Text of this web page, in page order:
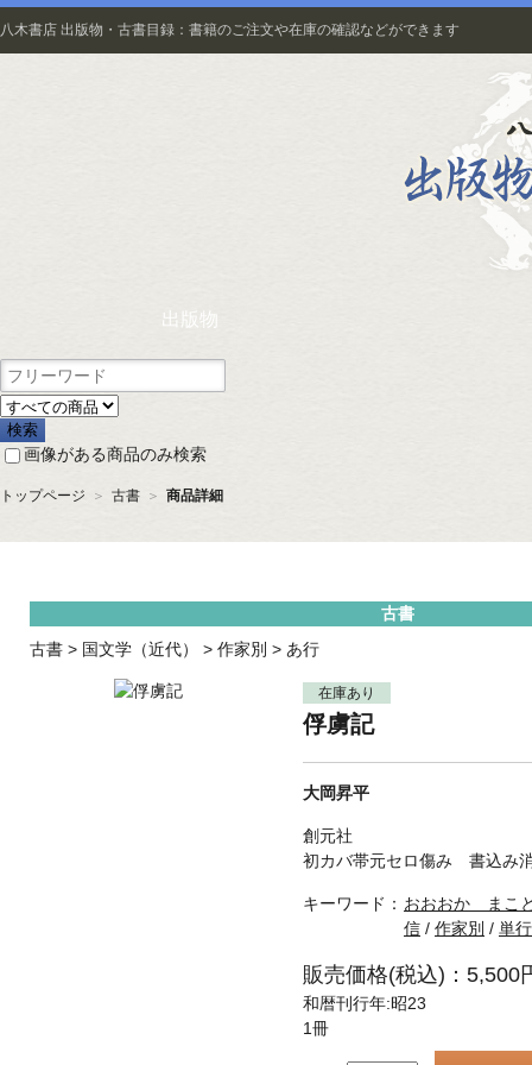
八木書店 出版物・古書目録：書籍のご注文や在庫の確認などができます
出版物
画像がある商品のみ検索
トップページ ＞ 古書 ＞ 商品詳細
古書
古書 > 国文学（近代） > 作家別 > あ行
在庫あり
俘虜記
大岡昇平
創元社
初カバ帯元セロ傷み 書込み
キーワード： おおおか まこ
信 / 作家別 / 単
販売価格(税込)：5,500
和暦刊行年:昭23
1冊